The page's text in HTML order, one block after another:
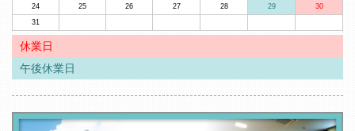
24
25 26 27 28 29
30
31
休業日
午後休業日